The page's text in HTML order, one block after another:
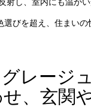
選びを超え、住まい
レージ
、玄関